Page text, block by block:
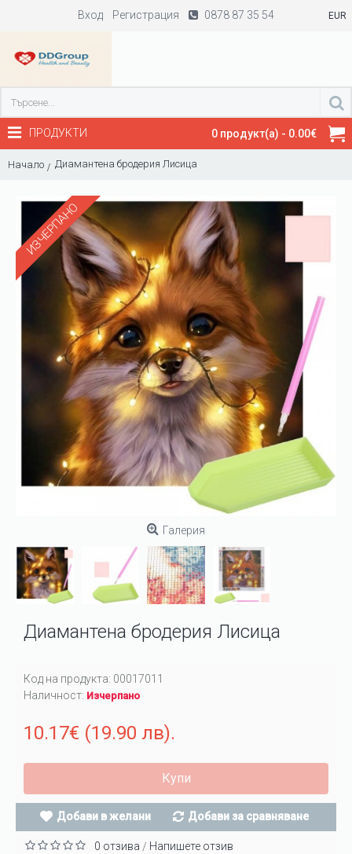
Вход Регистрация 0878 87 35 54 EUR
0 продукт(а) - 0.00€
ПРОДУКТИ
Начало Диамантена бродерия Лисица
ИЗЧЕРПАНО
Галерия
Диамантена бродерия Лисица
Код на продукта: 00017011
Наличност: Изчерпано
10.17€ (19.90 лв).
Купи
Добави в желани Добави за сравняване
0 отзива / Напишете отзив